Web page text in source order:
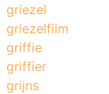
griezel
griezelfilm
griffie
griffier
grijns